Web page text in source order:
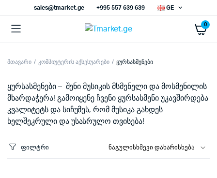
sales@tmarket.ge +995 557 639 639 GE
0
მთავარი კომპიუტერის აქსესუარები ყურსასმენები
ყურსასმენები – შენი მუსიკის მსმენელი და მოსმენილის
მხარდაჭერა! გამოიყენე ჩვენი ყურსასმენი უკავშირდება
კვალიტეტს და სიჩუმეს, რომ მუსიკა გახდეს
ხელშეკრული და უსასრულო თვისება!
ფილტრი